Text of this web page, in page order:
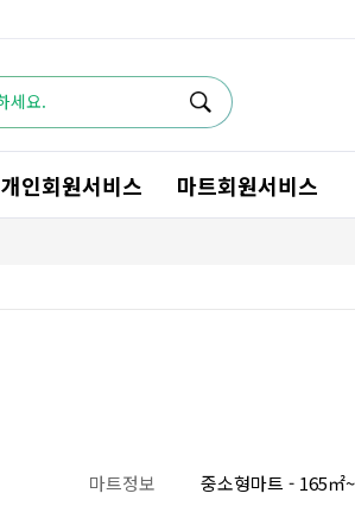
개인회원서비스 마트회원서비스
마트정보
중소형마트 - 165㎡